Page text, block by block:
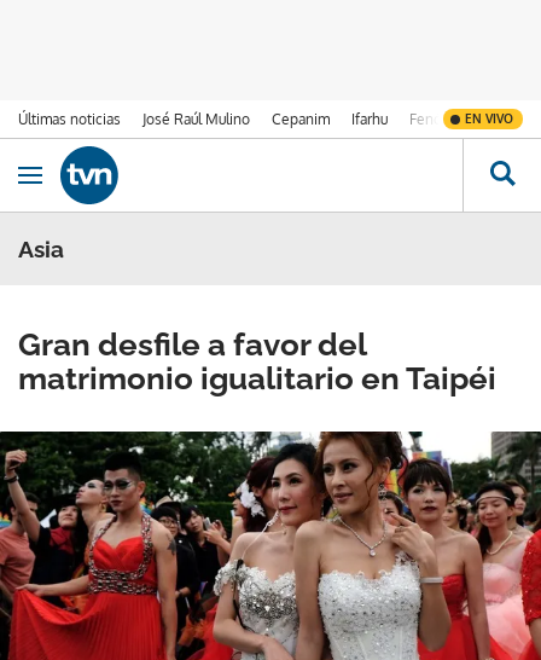
Últimas noticias José Raúl Mulino Cepanim Ifarhu Fenómeno de El
EN VIVO
Ir al contenido
Obrir navegació
Asia
Gran desfile a favor del
matrimonio igualitario en Taipéi